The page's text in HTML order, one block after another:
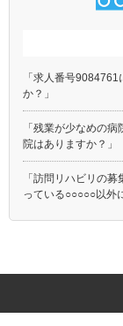
「求人番号
か？」
「残業が少なめの
院はありますか？」
「訪問リハビリの
っている○○○○○以外